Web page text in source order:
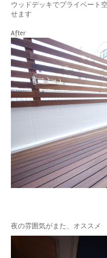
ウッドデッキでプライベート
せます
After
夜の雰囲気がまた、オススメ